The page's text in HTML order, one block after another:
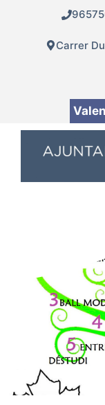
contingut Carrer